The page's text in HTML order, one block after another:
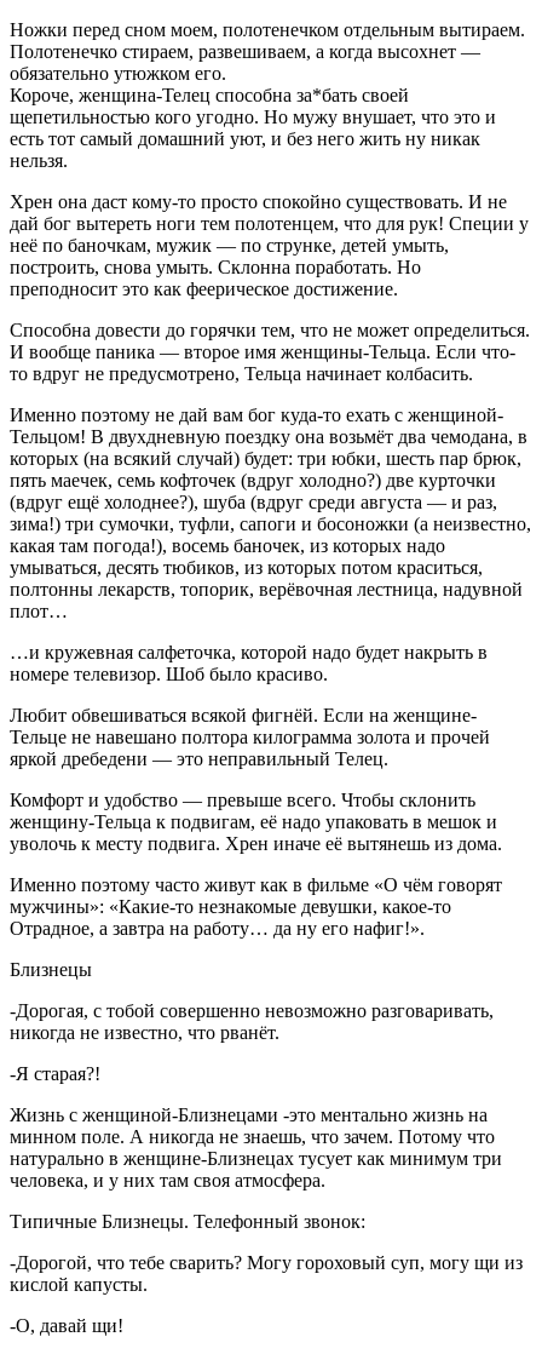
Ножки перед сном моем, полотенечком отдельным вытираем.
Полотенечко стираем, развешиваем, а когда высохнет —
обязательно утюжком его.
Короче, женщина-Телец способна за*бать своей
щепетильностью кого угодно. Но мужу внушает, что это и
есть тот самый домашний уют, и без него жить ну никак
нельзя.
Хрен она даст кому-то просто спокойно существовать. И не
дай бог вытереть ноги тем полотенцем, что для рук! Специи у
неё по баночкам, мужик — по струнке, детей умыть,
построить, снова умыть. Склонна поработать. Но
преподносит это как феерическое достижение.
Способна довести до горячки тем, что не может определиться.
И вообще паника — второе имя женщины-Тельца. Если что-
то вдруг не предусмотрено, Тельца начинает колбасить.
Именно поэтому не дай вам бог куда-то ехать с женщиной-
Тельцом! В двухдневную поездку она возьмёт два чемодана, в
которых (на всякий случай) будет: три юбки, шесть пар брюк,
пять маечек, семь кофточек (вдруг холодно?) две курточки
(вдруг ещё холоднее?), шуба (вдруг среди августа — и раз,
зима!) три сумочки, туфли, сапоги и босоножки (а неизвестно,
какая там погода!), восемь баночек, из которых надо
умываться, десять тюбиков, из которых потом краситься,
полтонны лекарств, топорик, верёвочная лестница, надувной
плот…
…и кружевная салфеточка, которой надо будет накрыть в
номере телевизор. Шоб было красиво.
Любит обвешиваться всякой фигнёй. Если на женщине-
Тельце не навешано полтора килограмма золота и прочей
яркой дребедени — это неправильный Телец.
Комфорт и удобство — превыше всего. Чтобы склонить
женщину-Тельца к подвигам, её надо упаковать в мешок и
уволочь к месту подвига. Хрен иначе её вытянешь из дома.
Именно поэтому часто живут как в фильме «О чём говорят
мужчины»: «Какие-то незнакомые девушки, какое-то
Отрадное, а завтра на работу… да ну его нафиг!».
Близнецы
-Дорогая, с тобой совершенно невозможно разговаривать,
никогда не известно, что рванёт.
-Я старая?!
Жизнь с женщиной-Близнецами -это ментально жизнь на
минном поле. А никогда не знаешь, что зачем. Потому что
натурально в женщине-Близнецах тусует как минимум три
человека, и у них там своя атмосфера.
Типичные Близнецы. Телефонный звонок:
-Дорогой, что тебе сварить? Могу гороховый суп, могу щи из
кислой капусты.
-О, давай щи!